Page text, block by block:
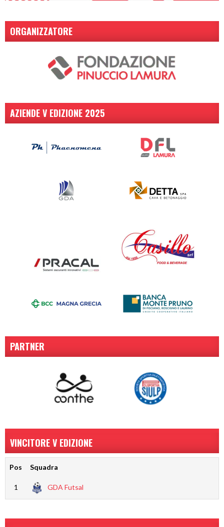
ORGANIZZATORE
AZIENDE V EDIZIONE 2025
PARTNER
VINCITORE V EDIZIONE
Pos Squadra
1 GDA Futsal